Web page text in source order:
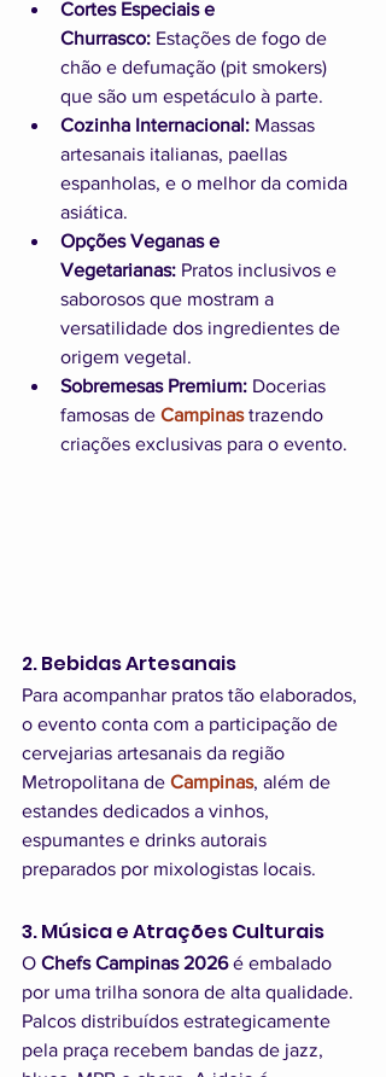
Cortes Especiais e
Churrasco: Estações de fogo de
chão e defumação (pit smokers)
que são um espetáculo à parte.
Cozinha Internacional: Massas
artesanais italianas, paellas
espanholas, e o melhor da comida
asiática.
Opções Veganas e
Vegetarianas: Pratos inclusivos e
saborosos que mostram a
versatilidade dos ingredientes de
origem vegetal.
Sobremesas Premium: Docerias
famosas de Campinas trazendo
criações exclusivas para o evento.
2. Bebidas Artesanais
Para acompanhar pratos tão elaborados,
o evento conta com a participação de
cervejarias artesanais da região
Metropolitana de Campinas, além de
estandes dedicados a vinhos,
espumantes e drinks autorais
preparados por mixologistas locais.
3. Música e Atrações Culturais
O Chefs Campinas 2026 é embalado
por uma trilha sonora de alta qualidade.
Palcos distribuídos estrategicamente
pela praça recebem bandas de jazz,